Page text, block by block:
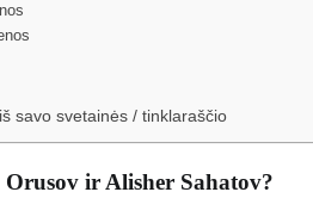
savo svetainės / tinklaraščio
ir Alisher Sahatov?